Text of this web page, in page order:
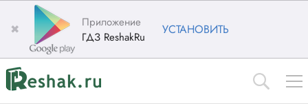
✖
Приложение
ГДЗ ReshakRu
УСТАНОВИТЬ